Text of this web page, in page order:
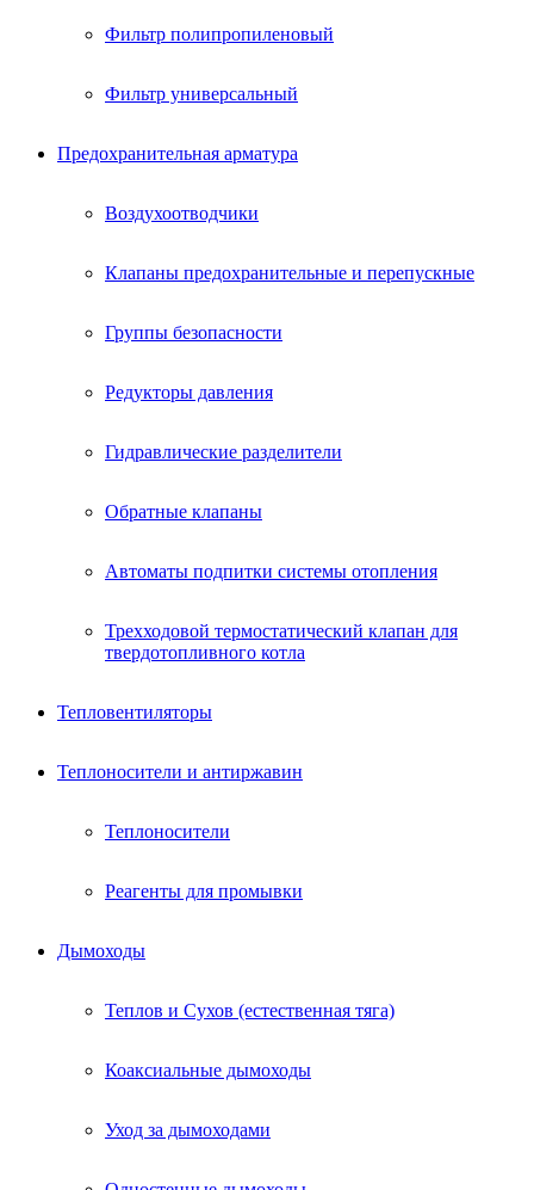
Фильтр полипропиленовый
Фильтр универсальный
Предохранительная арматура
Воздухоотводчики
Клапаны предохранительные и перепускные
Группы безопасности
Редукторы давления
Гидравлические разделители
Обратные клапаны
Автоматы подпитки системы отопления
Трехходовой термостатический клапан для
твердотопливного котла
Тепловентиляторы
Теплоносители и антиржавин
Теплоносители
Реагенты для промывки
Дымоходы
Теплов и Сухов (естественная тяга)
Коаксиальные дымоходы
Уход за дымоходами